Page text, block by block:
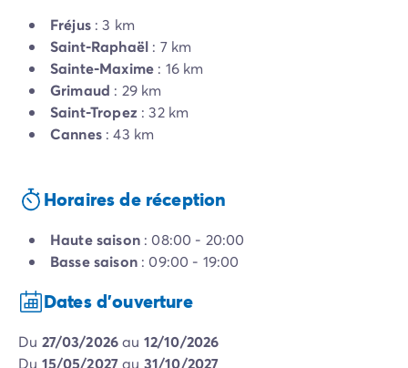
Fréjus: 3 km
Saint-Raphaël : 7 km
Sainte-Maxime : 16 km
Grimaud : 29 km
Saint-Tropez : 32 km
Cannes: 43 km
Horaires de réception
Haute saison: 08:00 - 20:00
Basse saison: 09:00 - 19:00
Dates d'ouverture
du 27/03/2026au 12/10/2026
du 15/05/2027au 31/10/2027